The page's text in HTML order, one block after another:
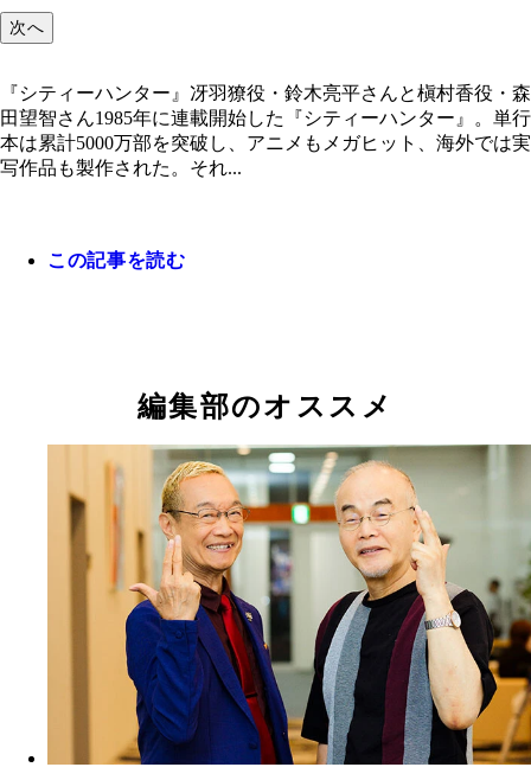
った冴羽獠につきまとうように
まくかわしている
たが、その事実を伝えようと決める
回っている
次へ
『シティーハンター』冴羽獠役・鈴木亮平さんと槇村香役・森
田望智さん1985年に連載開始した『シティーハンター』。単行
本は累計5000万部を突破し、アニメもメガヒット、海外では実
写作品も製作された。それ...
この記事を読む
編集部のオススメ